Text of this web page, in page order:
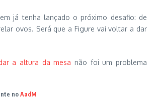
já tenha lançado o próximo desafio: de
ovos. Será que a Figure vai voltar a dar
a altura da mesa não foi um problema
no AadM